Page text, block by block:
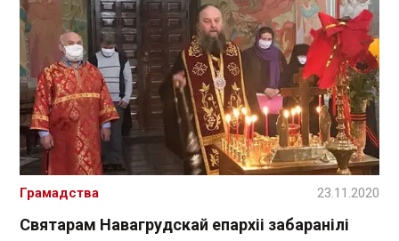
Святарам Навагрудскай епархіі забаранілі
Грамадства 23.11.2020